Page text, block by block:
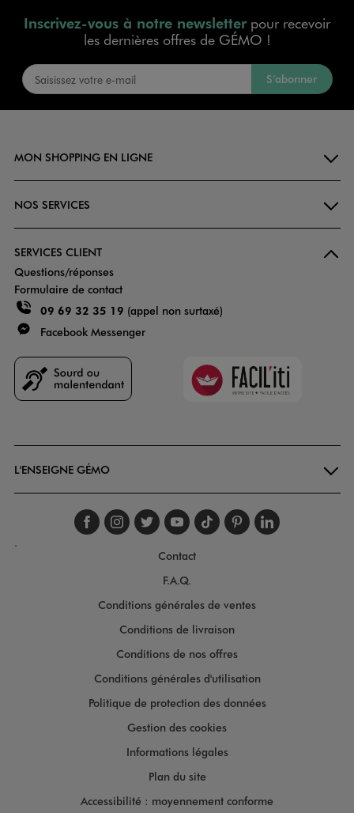
Inscrivez-vous à notre newsletterpour recevoir
les dernières offres de GÉMO !
S’abonner
MON SHOPPING EN LIGNE
NOS SERVICES
SERVICES CLIENT
Questions/réponses
Formulaire de contact
09 69 32 35 19 (appel non surtaxé)
Facebook Messenger
Faciliti
L'ENSEIGNE GÉMO
Suivez-nous sur
Suivez-nous sur
Suivez-nous sur
Suivez-nous
Suivez-nous
Suivez-
.
Contact
F.A.Q.
Conditions générales de ventes
Conditions de livraison
Conditions de nos offres
Conditions générales d'utilisation
Politique de protection des données
Gestion des cookies
Informations légales
Plan du site
Accessibilité : moyennement conforme